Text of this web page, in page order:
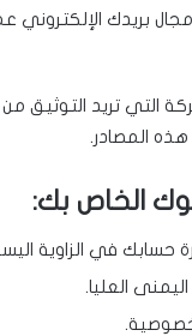
بريدك الإلكتروني
التي تريد التوثيق
المصادر.
الخاص بك:
في الزاوية
العليا.